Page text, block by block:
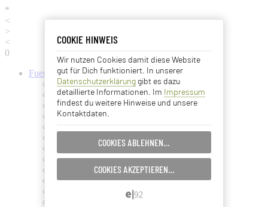
COOKIE HINWEIS
Wir nutzen Cookies damit diese Website
gut für Dich funktioniert. In unserer
Datenschutzerklärung gibt es dazu
detaillierte Informationen. Im Impressum
findest du weitere Hinweise und unsere
Kontaktdaten.
COOKIES ABLEHNEN…
COOKIES AKZEPTIEREN…
Essentielle Cookies
Analyse Cookies
EINSTELLUNGEN SPEICHERN…
ABBRECHEN…
*
<
>
<
0
FuerteventuraInformationen
Fuerteventura (Startseite)
Fuerteventura Wetter + Klima
Ortschaften auf Fuerteventura
Strände auf Fuerteventura
Pflanzen und Tiere auf Fuerte
Fuertes Kunst und Kultur
Verkehrsmittel (Taxi, Bus, Fähre)
Flughafen Fuerteventura
Ämter und Services auf Fuerte
Essen und Trinken auf Fuerte
Ärzte auf Fuerteventura